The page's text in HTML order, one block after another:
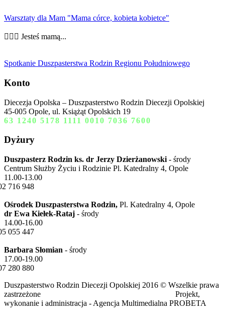
Warsztaty dla Mam "Mama córce, kobieta kobietce"
👩‍❤️‍👩 Jesteś mamą...
Spotkanie Duszpasterstwa Rodzin Regionu Południowego
Konto
Diecezja Opolska – Duszpasterstwo Rodzin Diecezji Opolskiej
45-005 Opole, ul. Książąt Opolskich 19
63 1240 5178 1111 0010 7036 7600
Dyżury
Duszpasterz Rodzin ks. dr Jerzy Dzierżanowski - środy
Centrum Służby Życiu i Rodzinie Pl. Katedralny 4, Opole
11.00-13.00
716 948
Ośrodek Duszpasterstwa Rodzin, Pl. Katedralny 4, Opole
dr Ewa Kiełek-Rataj - środy
14.00-16.00
055 447
Barbara Słomian - środy
17.00-19.00
280 880
Duszpasterstwo Rodzin Diecezji Opolskiej 2016 © Wszelkie prawa
zastrzeżone Projekt,
wykonanie i administracja - Agencja Multimedialna PROBETA